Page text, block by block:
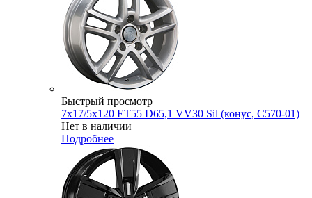
Быстрый просмотр
7x17/5x120 ET55 D65,1 VV30 Sil (конус, C570-01)
Нет в наличии
Подробнее